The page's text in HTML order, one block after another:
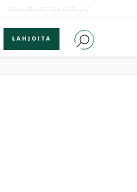
EVANKELISET OPISKELIJAT
LAHJOITA